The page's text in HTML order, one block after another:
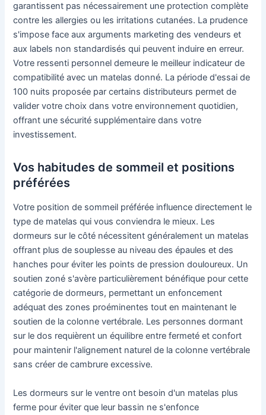
garantissent pas nécessairement une protection complète
contre les allergies ou les irritations cutanées. La prudence
s'impose face aux arguments marketing des vendeurs et
aux labels non standardisés qui peuvent induire en erreur.
Votre ressenti personnel demeure le meilleur indicateur de
compatibilité avec un matelas donné. La période d'essai de
100 nuits proposée par certains distributeurs permet de
valider votre choix dans votre environnement quotidien,
offrant une sécurité supplémentaire dans votre
investissement.
Vos habitudes de sommeil et positions
préférées
Votre position de sommeil préférée influence directement le
type de matelas qui vous conviendra le mieux. Les
dormeurs sur le côté nécessitent généralement un matelas
offrant plus de souplesse au niveau des épaules et des
hanches pour éviter les points de pression douloureux. Un
soutien zoné s'avère particulièrement bénéfique pour cette
catégorie de dormeurs, permettant un enfoncement
adéquat des zones proéminentes tout en maintenant le
soutien de la colonne vertébrale. Les personnes dormant
sur le dos requièrent un équilibre entre fermeté et confort
pour maintenir l'alignement naturel de la colonne vertébrale
sans créer de cambrure excessive.
Les dormeurs sur le ventre ont besoin d'un matelas plus
ferme pour éviter que leur bassin ne s'enfonce